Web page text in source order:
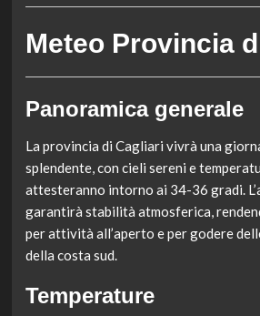
Meteo Provincia
Panoramica generale
La provincia di Cagliari vivrà una
splendente, con cieli sereni e
attesteranno intorno ai 34-36 gradi.
garantirà stabilità atmosferica,
per attività all’aperto e per godere
della costa sud.
Temperature